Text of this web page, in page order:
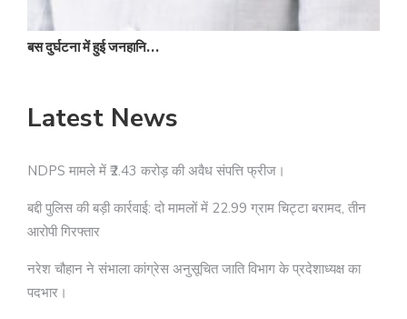
बस दुर्घटना में हुई जनहानि…
Latest News
NDPS मामले में ₹2.43 करोड़ की अवैध संपत्ति फ्रीज।
बद्दी पुलिस की बड़ी कार्रवाई: दो मामलों में 22.99 ग्राम चिट्टा बरामद, तीन
आरोपी गिरफ्तार
नरेश चौहान ने संभाला कांग्रेस अनुसूचित जाति विभाग के प्रदेशाध्यक्ष का
पदभार।